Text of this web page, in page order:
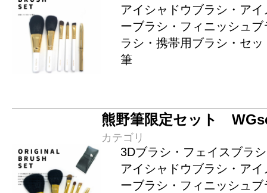
アイシャドウブラシ・ア
ーブラシ・フィニッシュ
ラシ・携帯用ブラシ・セ
筆
熊野筆限定セット
カテゴリ
3Dブラシ・フェイスブラ
アイシャドウブラシ・ア
ーブラシ・フィニッシュ